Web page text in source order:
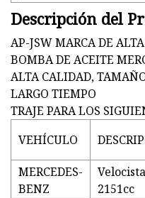
Descripción del
AP-JSW MARCA DE
BOMBA DE ACEITE
ALTA CALIDAD,
LARGO TIEMPO
TRAJE PARA LOS
VEHÍCULO
MERCEDES-
BENZ
2151cc